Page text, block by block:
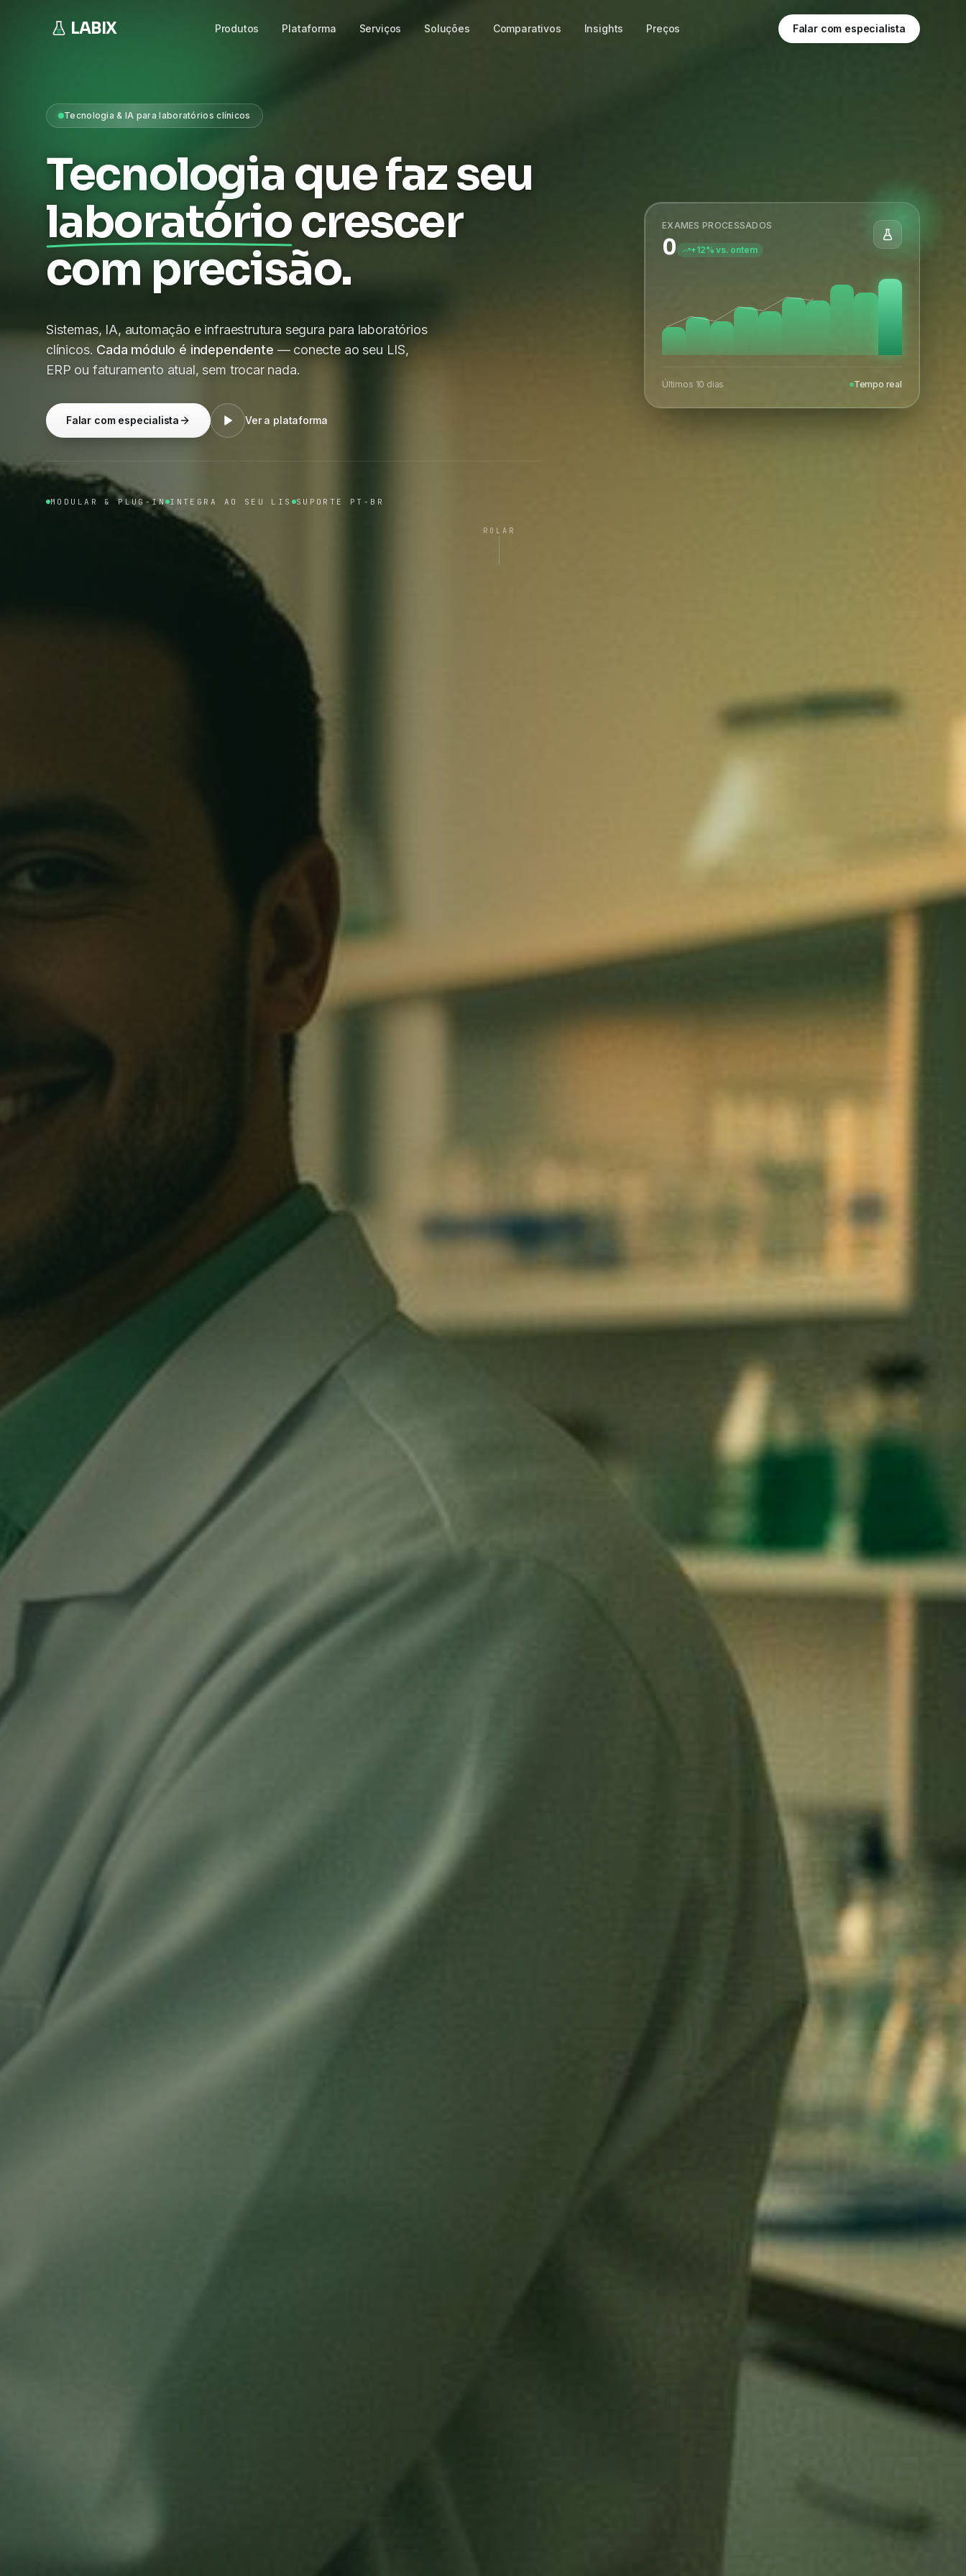
LABIX Produtos Plataforma Serviços Soluções Comparativos Insights Preços Falar com especialista
Tecnologia & IA para laboratórios clínicos
Tecnologia que faz seu
laboratóriocrescer
com precisão.
Sistemas, IA, automação e infraestrutura segura para laboratórios
clínicos. Cada módulo é independente — conecte ao seu LIS,
ERP ou faturamento atual, sem trocar nada.
Falar com especialista Ver a plataforma
MODULAR & PLUG-IN INTEGRA AO SEU LIS SUPORTE PT-BR
EXAMES PROCESSADOS
0 +12% vs. ontem
Últimos 10 dias Tempo real
ROLAR